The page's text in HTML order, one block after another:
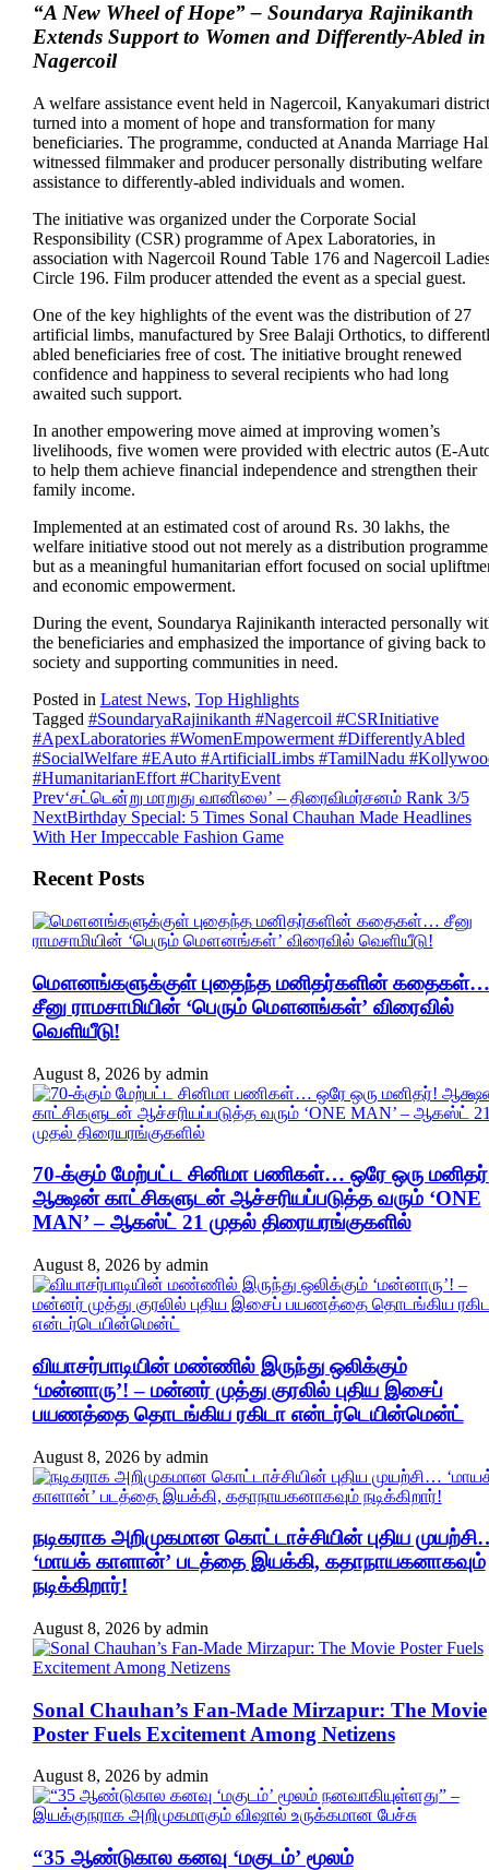
“A New Wheel of Hope” – Soundarya Rajinikanth
Extends Support to Women and Differently-Abled in
Nagercoil
A welfare assistance event held in Nagercoil, Kanyakumari
turned into a moment of hope and transformation for many
beneficiaries. The programme, conducted at Ananda Marriage
witnessed filmmaker and producer personally distributing welfare
assistance to differently-abled individuals and women.
The initiative was organized under the Corporate Social
Responsibility (CSR) programme of Apex Laboratories, in
association with Nagercoil Round Table 176 and Nagercoil
Circle 196. Film producer attended the event as a special guest.
One of the key highlights of the event was the distribution of 27
artificial limbs, manufactured by Sree Balaji Orthotics, to
abled beneficiaries free of cost. The initiative brought renewed
confidence and happiness to several recipients who had long
awaited such support.
In another empowering move aimed at improving women’s
livelihoods, five women were provided with electric autos (E-
to help them achieve financial independence and strengthen their
family income.
Implemented at an estimated cost of around Rs. 30 lakhs, the
welfare initiative stood out not merely as a distribution
but as a meaningful humanitarian effort focused on social
and economic empowerment.
During the event, Soundarya Rajinikanth interacted personally
the beneficiaries and emphasized the importance of giving back to
society and supporting communities in need.
Posted in Latest News, Top Highlights
Tagged #SoundaryaRajinikanth #Nagercoil #CSRInitiative
#ApexLaboratories #WomenEmpowerment #DifferentlyAbled
#SocialWelfare #EAuto #ArtificialLimbs #TamilNadu
#HumanitarianEffort #CharityEvent
Prev‘சட்டென்று மாறுது வானிலை’ – திரைவிமர்சனம் Rank 3/5
NextBirthday Special: 5 Times Sonal Chauhan Made Headlines
With Her Impeccable Fashion Game
Recent Posts
மௌனங்களுக்குள் புதைந்த மனிதர்களின் கதைகள்…
சீனு ராமசாமியின் ‘பெரும் மௌனங்கள்’ விரைவில்
வெளியீடு!
August 8, 2026by admin
70-க்கும் மேற்பட்ட சினிமா பணிகள்… ஒரே ஒரு
ஆக்ஷன் காட்சிகளுடன் ஆச்சரியப்படுத்த வரும் ‘ONE
MAN’ – ஆகஸ்ட் 21 முதல் திரையரங்குகளில்
August 8, 2026by admin
வியாசர்பாடியின் மண்ணில் இருந்து ஒலிக்கும்
‘மன்னாரு’! – மன்னர் முத்து குரலில் புதிய இசைப்
பயணத்தை தொடங்கிய ரகிடா என்டர்டெயின்மென்ட்
August 8, 2026by admin
நடிகராக அறிமுகமான கொட்டாச்சியின் புதிய
‘மாயக் காளான்’ படத்தை இயக்கி, கதாநாயகனாகவும்
நடிக்கிறார்!
August 8, 2026by admin
Sonal Chauhan’s Fan-Made Mirzapur: The Movie
Poster Fuels Excitement Among Netizens
August 8, 2026by admin
“35 ஆண்டுகால கனவு ‘மகுடம்’ மூலம்